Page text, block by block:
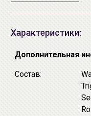
Содержит экстракт
извлечённый из
экологичного
отличается от
содержанием
группы B, за счёт
продлевает
Характеристики:
Дополнительная
Состав: